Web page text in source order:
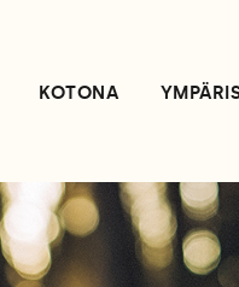
KOTONA